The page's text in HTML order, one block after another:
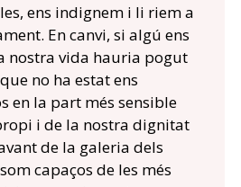
ens indignem i li riem a
En canvi, si algú ens
nostra vida hauria pogut
no ha estat ens
en la part més sensible
i de la nostra dignitat
de la galeria dels
capaços de les més